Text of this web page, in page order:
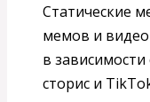
Статические
мемов и
в
сторис и